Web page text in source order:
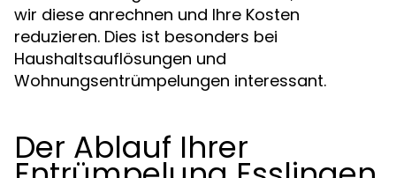
wir diese anrechnen und Ihre Kosten
reduzieren. Dies ist besonders bei
Haushaltsauflösungen und
Wohnungsentrümpelungen interessant.
Der Ablauf Ihrer